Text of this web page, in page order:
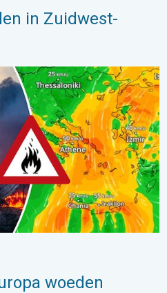
in Zuidwest-
bosbranden. Hitte en veel
woeden